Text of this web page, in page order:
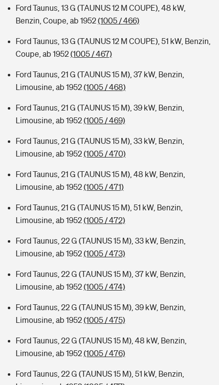
Ford Taunus, 13 G (TAUNUS 12 M COUPE), 48 kW,
Benzin, Coupe, ab 1952(1005 / 466)
Ford Taunus, 13 G (TAUNUS 12 M COUPE), 51 kW, Benzin,
Coupe, ab 1952(1005 / 467)
Ford Taunus, 21 G (TAUNUS 15 M), 37 kW, Benzin,
Limousine, ab 1952(1005 / 468)
Ford Taunus, 21 G (TAUNUS 15 M), 39 kW, Benzin,
Limousine, ab 1952(1005 / 469)
Ford Taunus, 21 G (TAUNUS 15 M), 33 kW, Benzin,
Limousine, ab 1952(1005 / 470)
Ford Taunus, 21 G (TAUNUS 15 M), 48 kW, Benzin,
Limousine, ab 1952(1005 / 471)
Ford Taunus, 21 G (TAUNUS 15 M), 51 kW, Benzin,
Limousine, ab 1952(1005 / 472)
Ford Taunus, 22 G (TAUNUS 15 M), 33 kW, Benzin,
Limousine, ab 1952(1005 / 473)
Ford Taunus, 22 G (TAUNUS 15 M), 37 kW, Benzin,
Limousine, ab 1952(1005 / 474)
Ford Taunus, 22 G (TAUNUS 15 M), 39 kW, Benzin,
Limousine, ab 1952(1005 / 475)
Ford Taunus, 22 G (TAUNUS 15 M), 48 kW, Benzin,
Limousine, ab 1952(1005 / 476)
Ford Taunus, 22 G (TAUNUS 15 M), 51 kW, Benzin,